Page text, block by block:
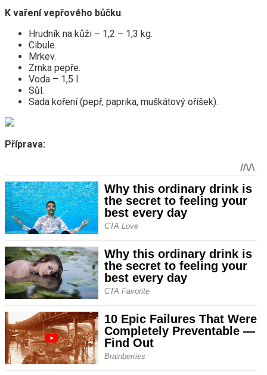
K vaření vepřového bůčku:
Hrudník na kůži – 1,2 – 1,3 kg.
Cibule.
Mrkev.
Zrnka pepře.
Voda – 1,5 l.
Sůl.
Sada koření (pepř, paprika, muškátový oříšek).
Příprava: